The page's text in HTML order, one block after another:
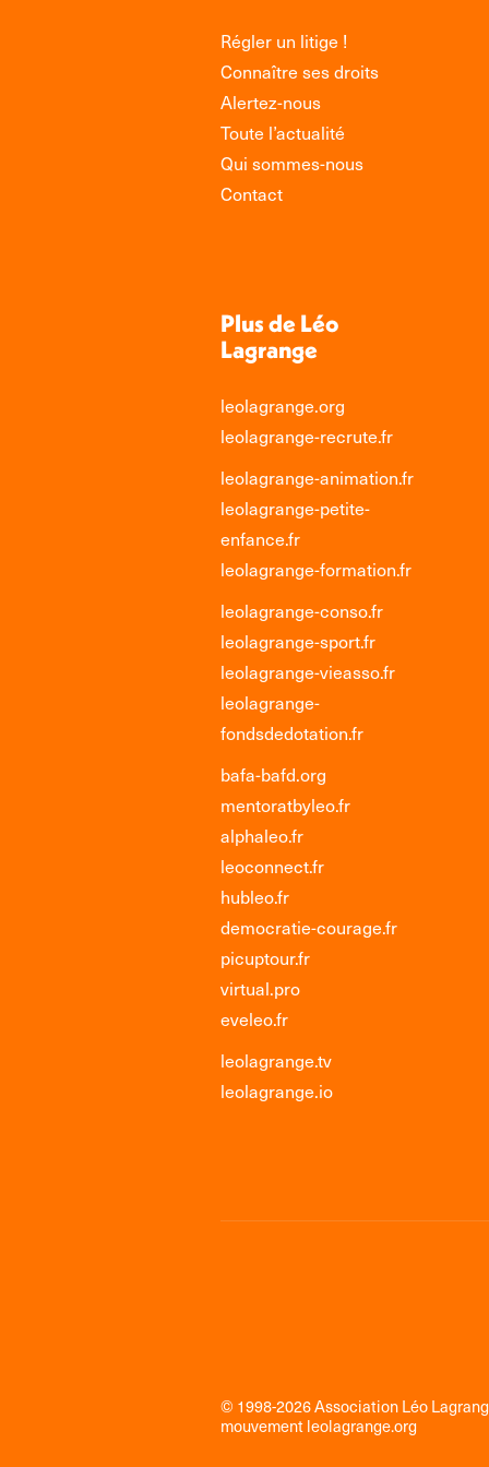
Régler un litige !
Connaître ses droits
Alertez-nous
Toute l’actualité
Qui sommes-nous
Contact
Plus de Léo
Lagrange
leolagrange.org
leolagrange-recrute.fr
leolagrange-animation.fr
leolagrange-petite-
enfance.fr
leolagrange-formation.fr
leolagrange-conso.fr
leolagrange-sport.fr
leolagrange-vieasso.fr
leolagrange-
fondsdedotation.fr
bafa-bafd.org
mentoratbyleo.fr
alphaleo.fr
leoconnect.fr
hubleo.fr
democratie-courage.fr
picuptour.fr
virtual.pro
eveleo.fr
leolagrange.tv
leolagrange.io
© 1998-2026 Association Léo
mouvementleolagrange.org